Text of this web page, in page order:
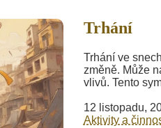
Trhání
Trhání ve
změně. Může
vlivů. Tento
12 listopadu,
Aktivity a